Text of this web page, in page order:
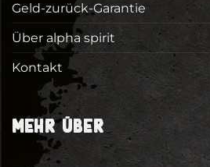
Geld-zurück-Garantie
Über alpha spirit
Kontakt
MEHR ÜBER